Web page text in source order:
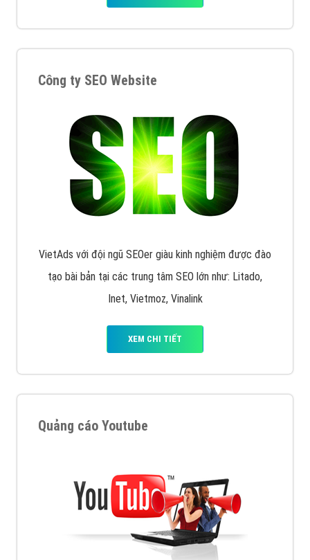
Công ty SEO Website
VietAds với đội ngũ SEOer giàu kinh nghiệm được đào
tạo bài bản tại các trung tâm SEO lớn như: Litado,
Inet, Vietmoz, Vinalink
XEM CHI TIẾT
Quảng cáo Youtube